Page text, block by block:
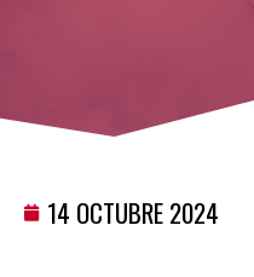
14 OCTUBRE 2024